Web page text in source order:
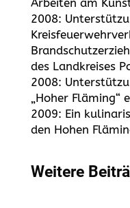
Arbeiten am
2008:
des Landkreises
2008:
„Hoher Fläming“
2009: Ein
den Hohen
Weitere